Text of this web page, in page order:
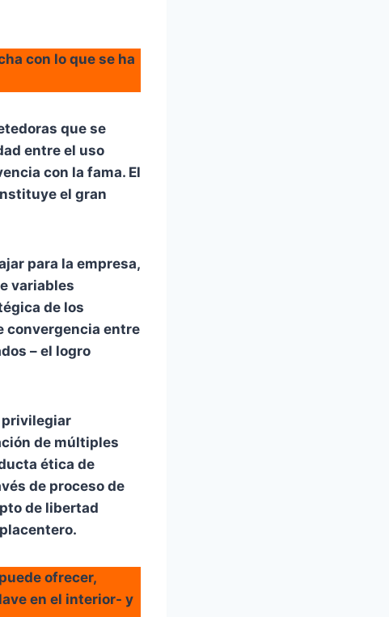
con lo que se ha
que se
entre el uso
con la fama. El
el gran
para la empresa,
variables
de los
convergencia entre
– el logro
privilegiar
de múltiples
ética de
de proceso de
de libertad
ofrecer,
en el interior- y